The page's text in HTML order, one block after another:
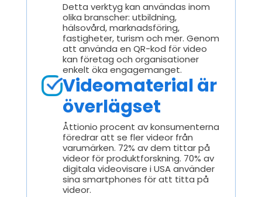
Detta verktyg kan användas inom
olika branscher: utbildning,
hälsovård, marknadsföring,
fastigheter, turism och mer. Genom
att använda en QR-kod för video
kan företag och organisationer
enkelt öka engagemanget.
Videomaterial är
överlägset
Åttionio procent av konsumenterna
föredrar att se fler videor från
varumärken. 72% av dem tittar på
videor för produktforskning. 70% av
digitala videovisare i USA använder
sina smartphones för att titta på
videor.